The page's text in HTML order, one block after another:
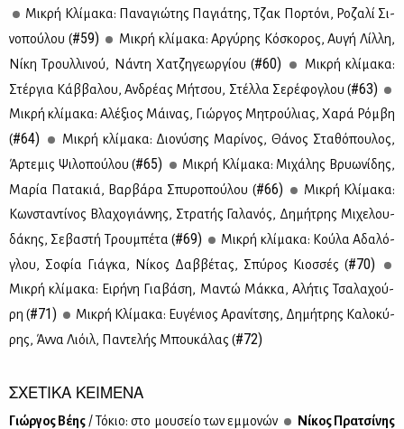
Μι­κρή Κλί­μα­κα: Πα­να­γιώ­της Πα­γιά­της, Τζακ Πορ­τό­νι, Ρο­ζα­λί Σι­
νο­πού­λου (#59)
Μι­κρή κλί­μα­κα: Αρ­γύ­ρης Κό­σκο­ρος, Αυ­γή Λίλ­λη,
Νί­κη Τρουλ­λι­νού, Νά­ντη Χα­τζη­γε­ωρ­γί­ου (#60)
Μι­κρή κλί­μα­κα:
Στέρ­για Κάβ­βα­λου, Αν­δρέ­ας Μή­τσου, Στέλ­λα Σε­ρέ­φο­γλου (#63)
Μι­κρή κλί­μα­κα: Αλέ­ξιος Μάι­νας, Γιώρ­γος Μη­τρού­λιας, Χα­ρά Ρόμ­βη
(#64)
Μι­κρή κλί­μα­κα: Διο­νύ­σης Μα­ρί­νος, Θά­νος Στα­θό­που­λος,
Άρ­τε­μις Ψι­λο­πού­λου (#65)
Mι­κρή Κλί­μα­κα: Μι­χά­λης Βρυω­νί­δης,
Μα­ρία Πα­τα­κιά, Βαρ­βά­ρα Σπυ­ρο­πού­λου (#66)
Μι­κρή Κλί­μα­κα:
Κων­στα­ντί­νος Βλα­χο­γιάν­νης, Στρα­τής Γα­λα­νός, Δη­μή­τρης Μι­χε­λου­
δά­κης, Σε­βα­στή Τρου­μπέ­τα (#69)
Μι­κρή κλί­μα­κα: Κού­λα Αδα­λό­
γλου, Σο­φία Γιά­γκα, Νί­κος Δαβ­βέ­τας, Σπύ­ρος Κιοσ­σές (#70)
Μι­κρή κλί­μα­κα: Ει­ρή­νη Για­βά­ση, Μα­ντώ Μάκ­κα, Αλή­τις Τσα­λα­χού­
ρη (#71)
Mι­κρή Κλί­μα­κα: Ευ­γέ­νιος Αρα­νί­τσης, Δη­μή­τρης Κα­λο­κύ­
ρης, Άν­να Λιόιλ, Πα­ντε­λής Μπου­κά­λας (#72)
ΣΧΕΤΙΚΑ ΚΕΙΜΕΝΑ
Γιώρ­γος Βέ­ης / Τό­κιο: στο μου­σείο των εμ­μο­νών
Νί­κος Πρα­τσί­νης